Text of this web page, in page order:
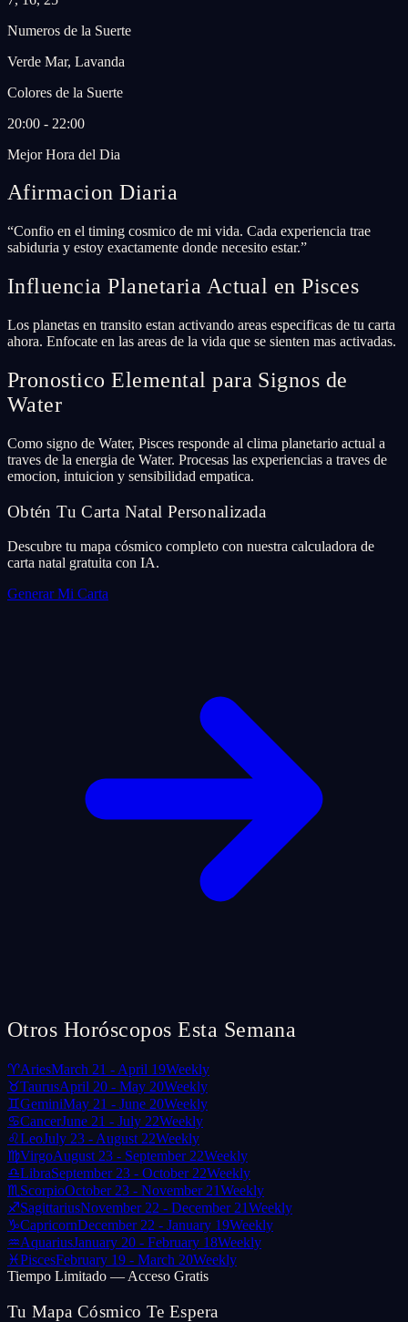
Numeros de la Suerte
Verde Mar, Lavanda
Colores de la Suerte
20:00 - 22:00
Mejor Hora del Dia
Afirmacion Diaria
“Confio en el timing cosmico de mi vida. Cada experiencia trae
sabiduria y estoy exactamente donde necesito estar.”
Influencia Planetaria Actual en Pisces
Los planetas en transito estan activando areas especificas de tu carta
ahora. Enfocate en las areas de la vida que se sienten mas activadas.
Pronostico Elemental para Signos de
Water
Como signo de Water, Pisces responde al clima planetario actual a
traves de la energia de Water. Procesas las experiencias a traves de
emocion, intuicion y sensibilidad empatica.
Obtén Tu Carta Natal Personalizada
Descubre tu mapa cósmico completo con nuestra calculadora de
carta natal gratuita con IA.
Generar Mi Carta
Otros Horóscopos Esta Semana
♈AriesMarch 21 - April 19Weekly
♉TaurusApril 20 - May 20Weekly
♊GeminiMay 21 - June 20Weekly
♋CancerJune 21 - July 22Weekly
♌LeoJuly 23 - August 22Weekly
♍VirgoAugust 23 - September 22Weekly
♎LibraSeptember 23 - October 22Weekly
♏ ScorpioOctober 23 - November 21Weekly
♐SagittariusNovember 22 - December 21Weekly
♑CapricornDecember 22 - January 19Weekly
♒AquariusJanuary 20 - February 18Weekly
♓PiscesFebruary 19 - March 20Weekly
Tiempo Limitado — Acceso Gratis
Tu Mapa Cósmico Te Espera